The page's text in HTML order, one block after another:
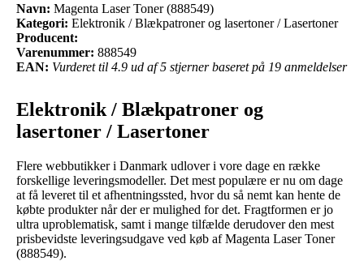
Navn: Magenta Laser Toner (888549)
Kategori: Elektronik / Blækpatroner og lasertoner / Lasertoner
Producent:
Varenummer: 888549
EAN: Vurderet til 4.9 ud af 5 stjerner baseret på 19 anmeldelser
Elektronik / Blækpatroner og
lasertoner / Lasertoner
Flere webbutikker i Danmark udlover i vore dage en række
forskellige leveringsmodeller. Det mest populære er nu om dage
at få leveret til et afhentningssted, hvor du så nemt kan hente de
købte produkter når der er mulighed for det. Fragtformen er jo
ultra uproblematisk, samt i mange tilfælde derudover den mest
prisbevidste leveringsudgave ved køb af Magenta Laser Toner
(888549).